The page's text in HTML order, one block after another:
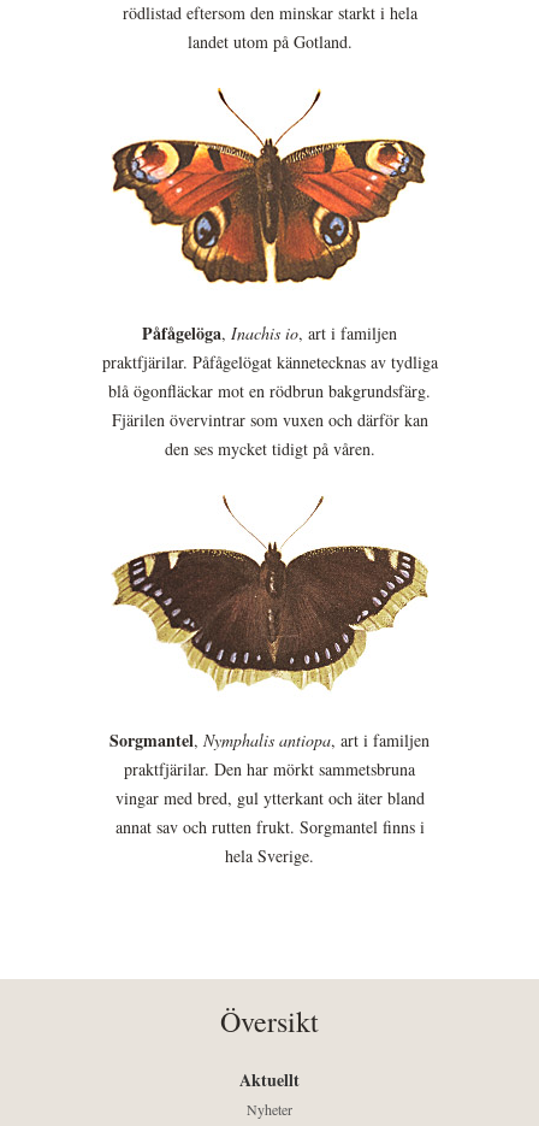
rödlistad eftersom den minskar starkt i hela
landet utom på Gotland.
Påfågelöga, Inachis io, art i familjen
praktfjärilar. Påfågelögat kännetecknas av tydliga
blå ögonfläckar mot en rödbrun bakgrundsfärg.
Fjärilen övervintrar som vuxen och därför kan
den ses mycket tidigt på våren.
Sorgmantel, Nymphalis antiopa, art i familjen
praktfjärilar. Den har mörkt sammetsbruna
vingar med bred, gul ytterkant och äter bland
annat sav och rutten frukt. Sorgmantel finns i
hela Sverige.
Översikt
Aktuellt
Nyheter